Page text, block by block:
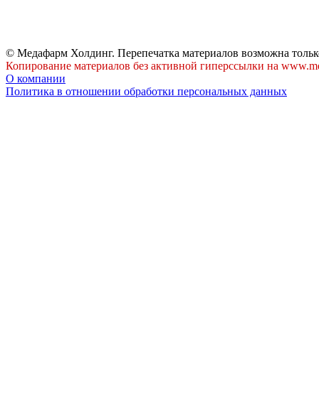
© Медафарм Холдинг. Перепечатка материалов возможна
Копирование материалов без активной гиперссылки на
О компании
Политика в отношении обработки персональных данных